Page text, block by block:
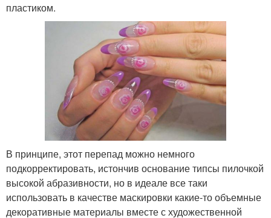
пластиком.
В принципе, этот перепад можно немного
подкорректировать, истончив основание типсы пилочкой
высокой абразивности, но в идеале все таки
использовать в качестве маскировки какие-то объемные
декоративные материалы вместе с художественной